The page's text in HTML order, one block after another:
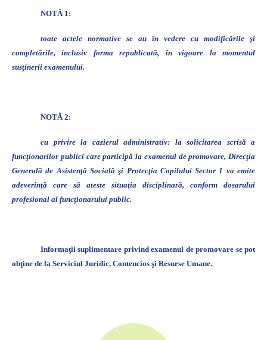
NOTĂ 1:
toate actele normative se au în vedere cu modificările şi
completările, inclusiv forma republicată, în vigoare la momentul
susţinerii examenului.
NOTĂ 2:
cu privire la cazierul administrativ: la solicitarea scrisă a
funcţionarilor publici care participă la examenul de promovare, Direcţia
Generală de Asistenţă Socială şi Protecţia Copilului Sector 1 va emite
adeverinţă care să ateste situaţia disciplinară, conform dosarului
profesional al funcţionarului public.
Informaţii suplimentare privind examenul de promovare se pot
obţine de la Serviciul Juridic, Contencios şi Resurse Umane.